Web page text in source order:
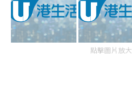
點擊圖片放大